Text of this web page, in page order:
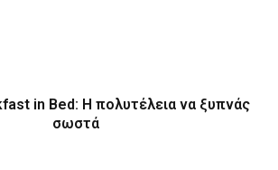
in Bed: Η πολυτέλεια να ξυπνάς
σωστά